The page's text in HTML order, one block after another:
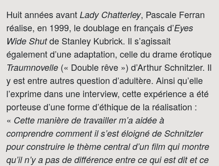
Huit années avant Lady Chatterley, Pascale Ferran
réalise, en 1999, le doublage en français d’Eyes
Wide Shutde Stanley Kubrick. Il s’agissait
également d’une adaptation, celle du drame érotique
Traumnovelle (« Double rêve ») d’Arthur Schnitzler. Il
y est entre autres question d’adultère. Ainsi qu’elle
l’exprime dans une interview, cette expérience a été
porteuse d’une forme d’éthique de la réalisation :
« Cette manière de travailler m’a aidée à
comprendre comment il s’est éloigné de Schnitzler
pour construire le thème central d’un film qui montre
qu’il n’y a pas de différence entre ce qui est dit et ce